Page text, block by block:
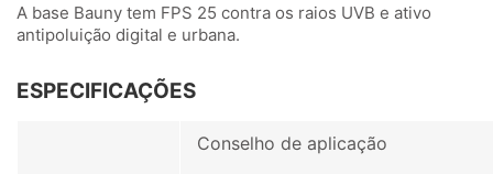
A base Bauny tem FPS 25 contra os raios UVB e ativo
antipoluição digital e urbana.
ESPECIFICAÇÕES
Conselho de aplicação